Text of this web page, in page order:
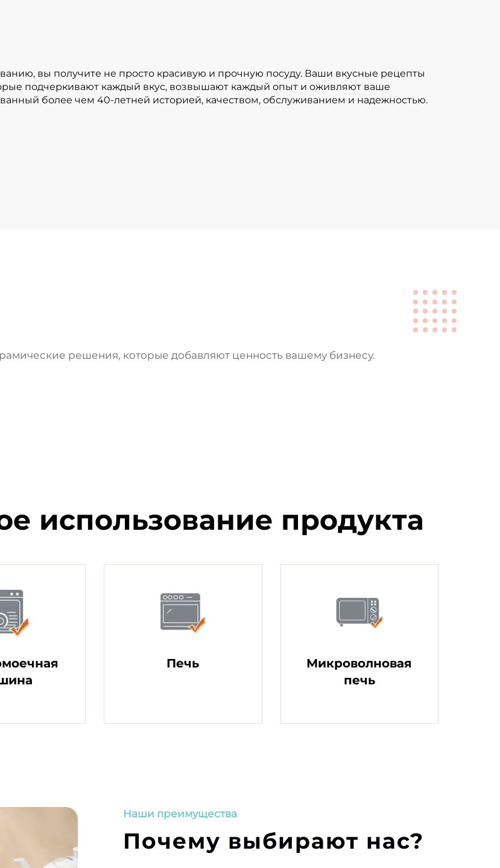
вы получите не просто красивую и прочную посуду. Ваши вкусные рецепты
подчеркивают каждый вкус, возвышают каждый опыт и оживляют ваше
более чем 40-летней историей, качеством, обслуживанием и надежностью.
решения, которые добавляют ценность вашему бизнесу.
использование продукта
Печь
Микроволновая
печь
Наши преимущества
Почему выбирают нас?